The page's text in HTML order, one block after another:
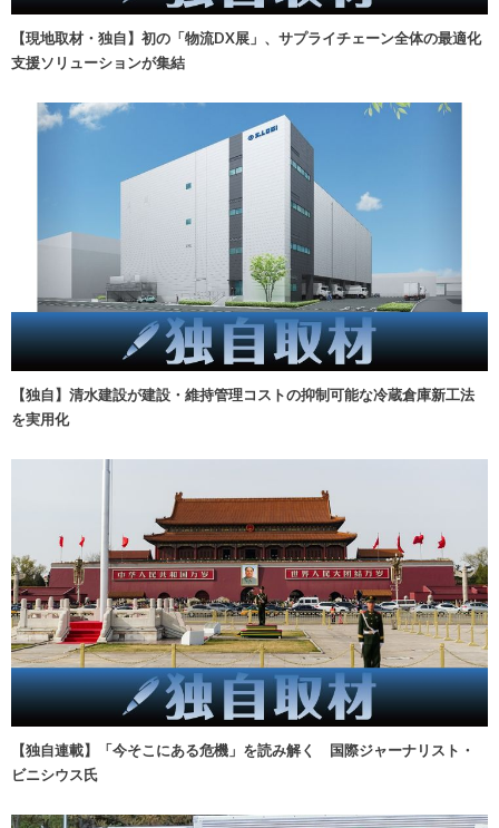
【現地取材・独自】初の「物流DX展」、サプライチェーン全体の最適化
支援ソリューションが集結
【独自】清水建設が建設・維持管理コストの抑制可能な冷蔵倉庫新工法
を実用化
【独自連載】「今そこにある危機」を読み解く 国際ジャーナリスト・
ビニシウス氏